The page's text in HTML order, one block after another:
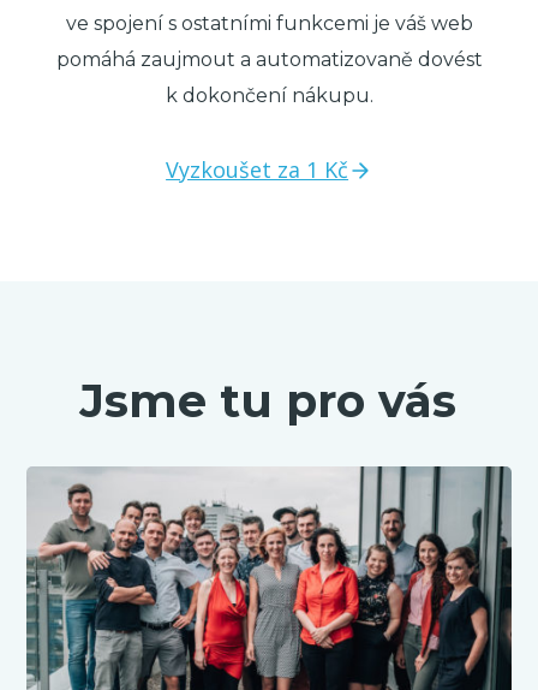
ve spojení s ostatními funkcemi je váš web
pomáhá zaujmout a automatizovaně dovést
k dokončení nákupu.
Vyzkoušet za 1 Kč
Jsme tu pro vás